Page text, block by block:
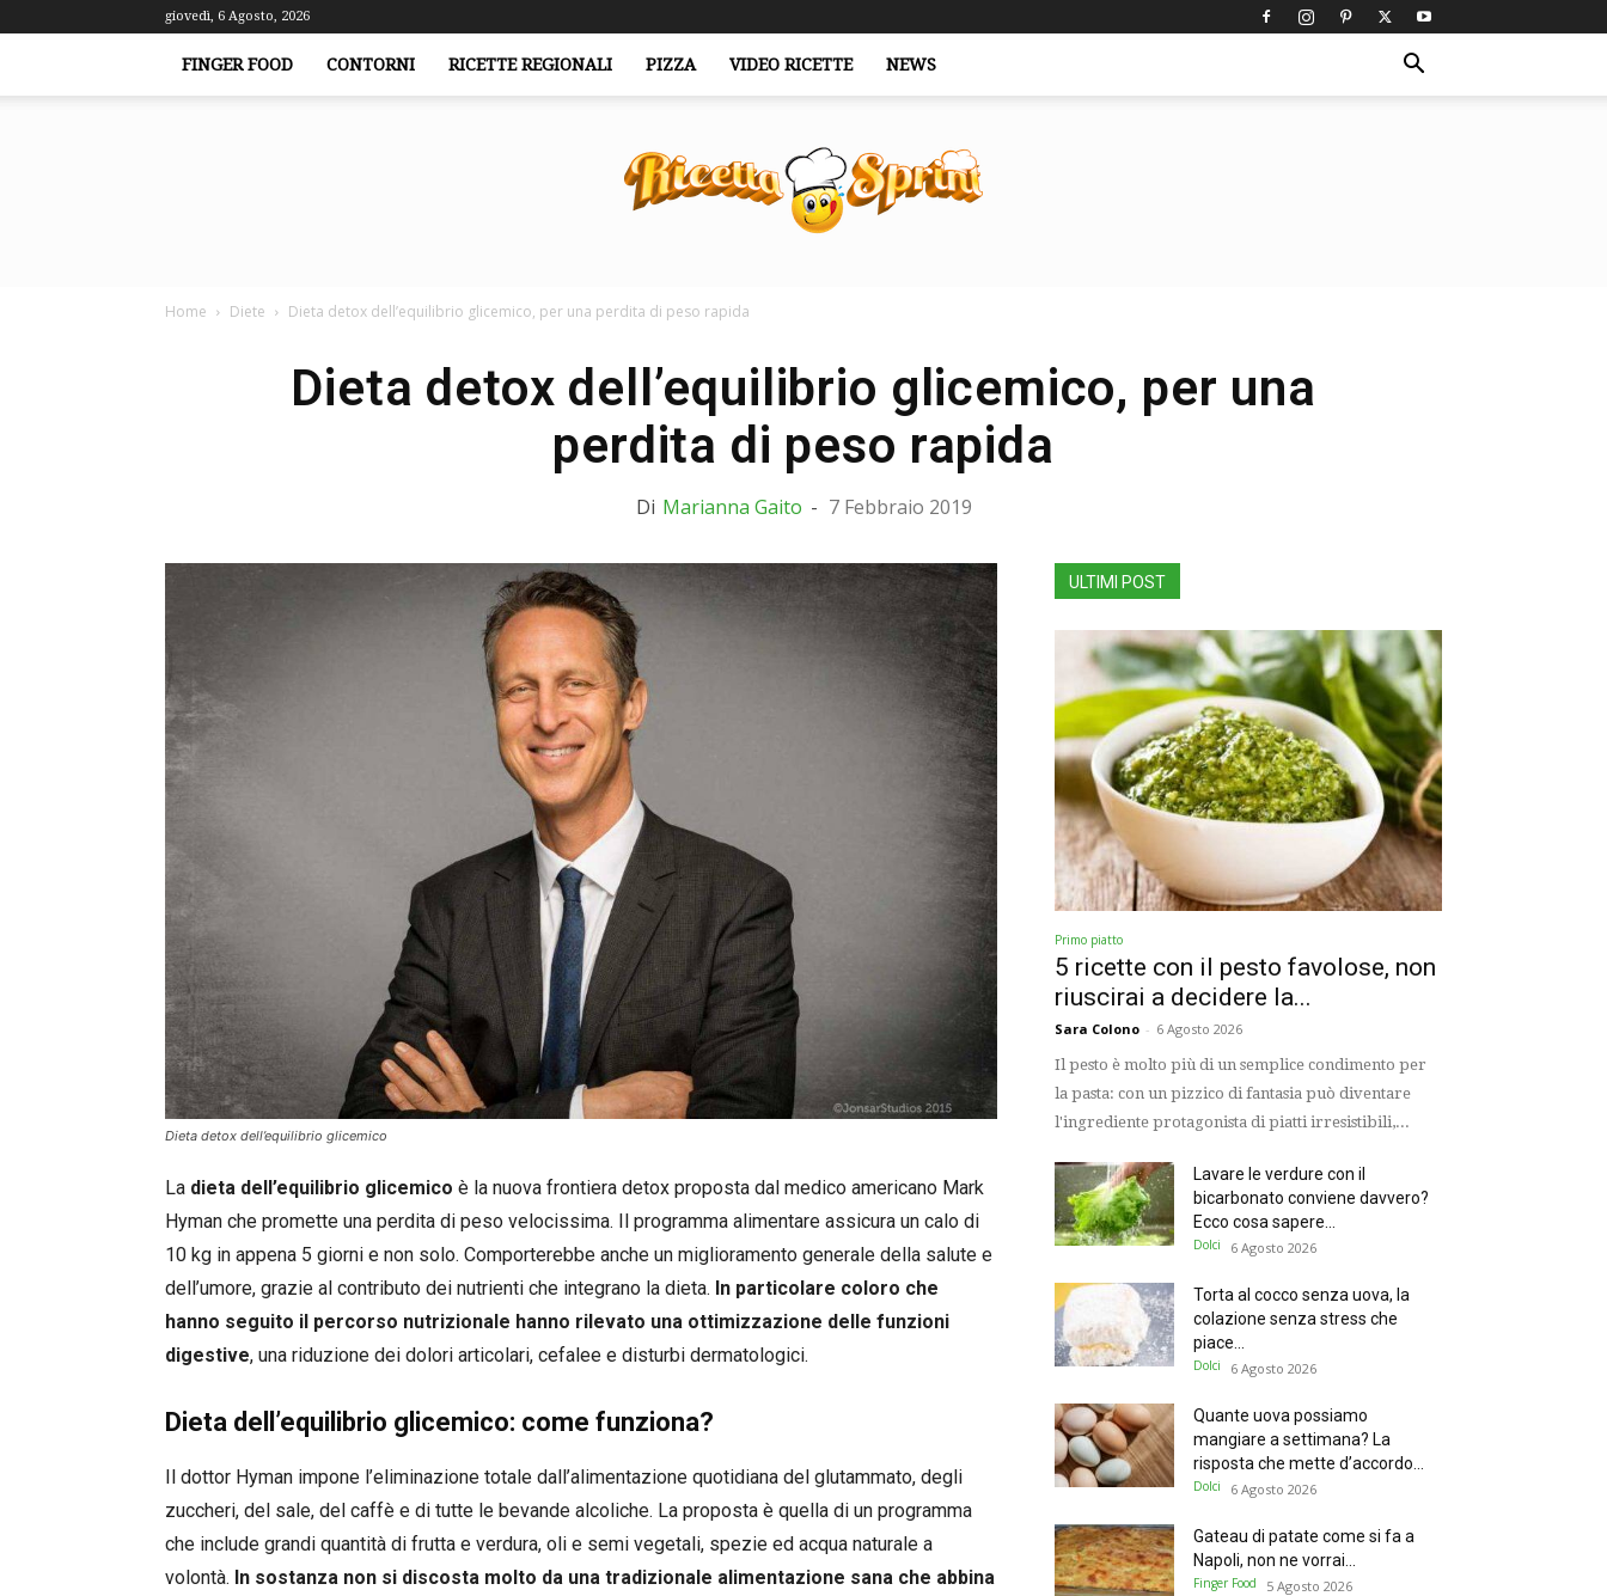
giovedì, 6 Agosto, 2026
FINGER FOOD CONTORNI RICETTE REGIONALI PIZZA VIDEO RICETTE NEWS
Home Diete Dieta detox dell’equilibrio glicemico, per una perdita di peso rapida
Dieta detox dell’equilibrio glicemico, per una
perdita di peso rapida
Di Marianna Gaito - 7 Febbraio 2019
Dieta detox dell’equilibrio glicemico
La dieta dell’equilibrio glicemico è la nuova frontiera detox proposta dal medico americano Mark
Hyman che promette una perdita di peso velocissima. Il programma alimentare assicura un calo di
10 kg in appena 5 giorni e non solo. Comporterebbe anche un miglioramento generale della salute e
dell’umore, grazie al contributo dei nutrienti che integrano la dieta. In particolare coloro che
hanno seguito il percorso nutrizionale hanno rilevato una ottimizzazione delle funzioni
digestive, una riduzione dei dolori articolari, cefalee e disturbi dermatologici.
Dieta dell’equilibrio glicemico: come funziona?
Il dottor Hyman impone l’eliminazione totale dall’alimentazione quotidiana del glutammato, degli
zuccheri, del sale, del caffè e di tutte le bevande alcoliche. La proposta è quella di un programma
che include grandi quantità di frutta e verdura, oli e semi vegetali, spezie ed acqua naturale a
volontà. In sostanza non si discosta molto da una tradizionale alimentazione sana che abbina
ULTIMI POST
Primo piatto
5 ricette con il pesto favolose, non
riuscirai a decidere la...
Sara Colono - 6 Agosto 2026
Il pesto è molto più di un semplice condimento per
la pasta: con un pizzico di fantasia può diventare
l'ingrediente protagonista di piatti irresistibili,...
Lavare le verdure con il
bicarbonato conviene davvero?
Ecco cosa sapere...
Dolci 6 Agosto 2026
Torta al cocco senza uova, la
colazione senza stress che
piace...
Dolci 6 Agosto 2026
Quante uova possiamo
mangiare a settimana? La
risposta che mette d’accordo...
Dolci 6 Agosto 2026
Gateau di patate come si fa a
Napoli, non ne vorrai...
Finger Food 5 Agosto 2026